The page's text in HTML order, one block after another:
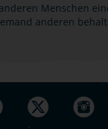
Menschen
anderen